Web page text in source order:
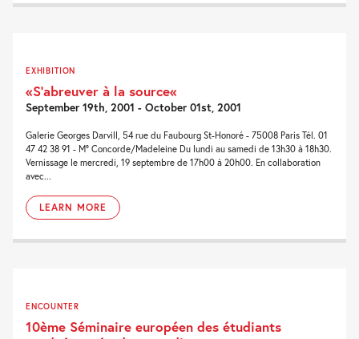
EXHIBITION
«S’abreuver à la source«
September 19th, 2001 - October 01st, 2001
Galerie Georges Darvill, 54 rue du Faubourg St-Honoré - 75008 Paris Tél. 01
47 42 38 91 - M° Concorde/Madeleine Du lundi au samedi de 13h30 à 18h30.
Vernissage le mercredi, 19 septembre de 17h00 à 20h00. En collaboration
avec...
LEARN MORE
ENCOUNTER
10ème Séminaire européen des étudiants